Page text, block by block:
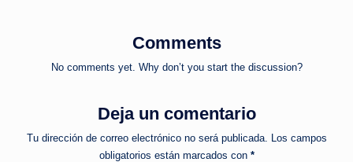
Comments
No comments yet. Why don’t you start the discussion?
Deja un comentario
Tu dirección de correo electrónico no será publicada.
Los campos
obligatorios están marcados con *